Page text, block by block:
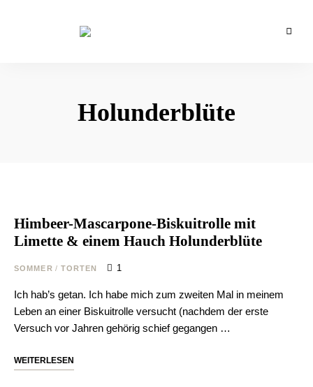
Holunderblüte
Himbeer-Mascarpone-Biskuitrolle mit
Limette & einem Hauch Holunderblüte
SOMMER / TORTEN 1
Ich hab’s getan. Ich habe mich zum zweiten Mal in meinem
Leben an einer Biskuitrolle versucht (nachdem der erste
Versuch vor Jahren gehörig schief gegangen …
WEITERLESEN